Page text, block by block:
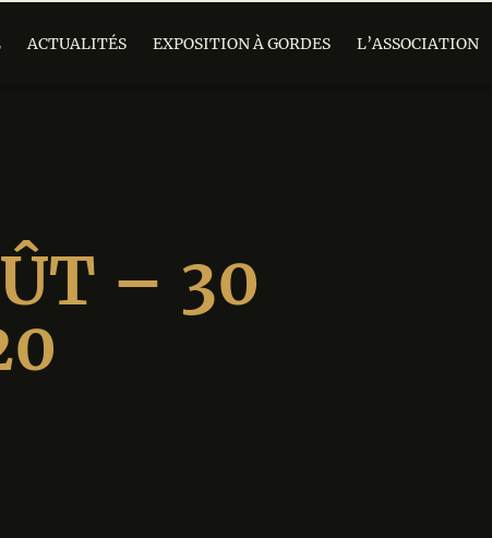
ACTUALITÉS EXPOSITION À GORDES L’ASSOCIATION
– 30